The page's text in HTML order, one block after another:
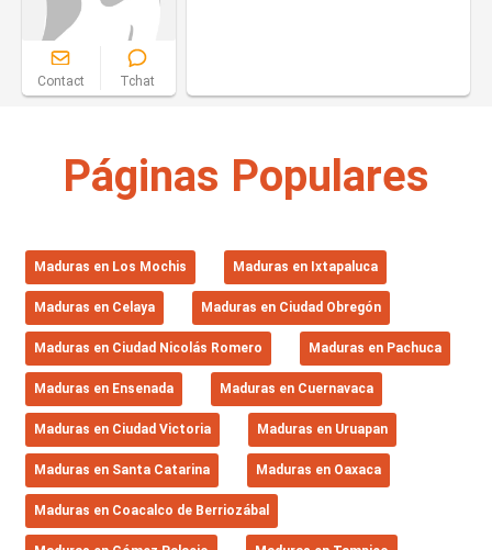
Contact Tchat
Páginas Populares
Maduras en Los Mochis Maduras en Ixtapaluca
Maduras en Celaya Maduras en Ciudad Obregón
Maduras en Ciudad Nicolás Romero Maduras en Pachuca
Maduras en Ensenada Maduras en Cuernavaca
Maduras en Ciudad Victoria Maduras en Uruapan
Maduras en Santa Catarina Maduras en Oaxaca
Maduras en Coacalco de Berriozábal